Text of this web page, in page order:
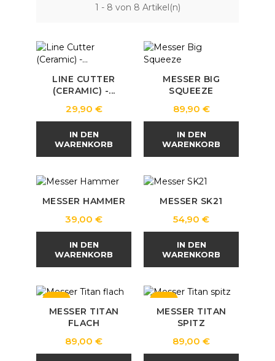
1 - 8 von 8 Artikel(n)
LINE CUTTER
(CERAMIC) -...
Preis
29,90 €
IN DEN
WARENKORB
MESSER BIG
SQUEEZE
Preis
89,90 €
IN DEN
WARENKORB
MESSER HAMMER
Preis
39,00 €
IN DEN
WARENKORB
MESSER SK21
Preis
54,90 €
IN DEN
WARENKORB
NEU
MESSER TITAN
FLACH
Preis
89,00 €
NEU
MESSER TITAN
SPITZ
Preis
89,00 €